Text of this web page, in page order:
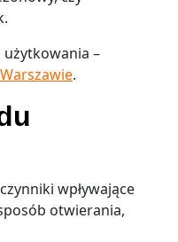
–
.
wpływające
otwierania,